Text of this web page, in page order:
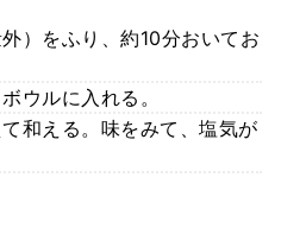
）をふり、約10分おいてお
ウルに入れる。
和える。味をみて、塩気が